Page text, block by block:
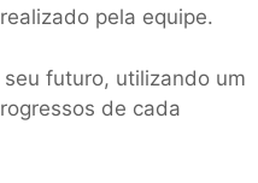
pela equipe.
futuro, utilizando um
de cada